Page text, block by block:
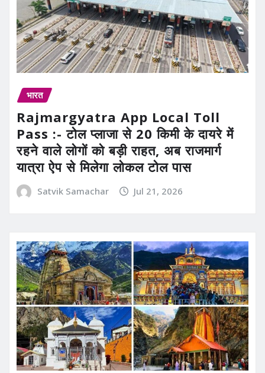
भारत
Rajmargyatra App Local Toll
Pass :- टोल प्लाजा से 20 किमी के दायरे में
रहने वाले लोगों को बड़ी राहत, अब राजमार्ग
यात्रा ऐप से मिलेगा लोकल टोल पास
Satvik Samachar Jul 21, 2026